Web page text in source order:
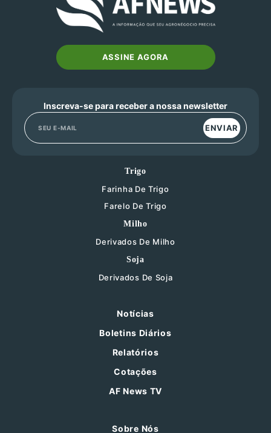
ASSINE AGORA
Inscreva-se para receber a nossa newsletter
ENVIAR
Trigo
Farinha De Trigo
Farelo De Trigo
Milho
Derivados De Milho
Soja
Derivados De Soja
Notícias
Boletins Diários
Relatórios
Cotações
AF News TV
Sobre Nós